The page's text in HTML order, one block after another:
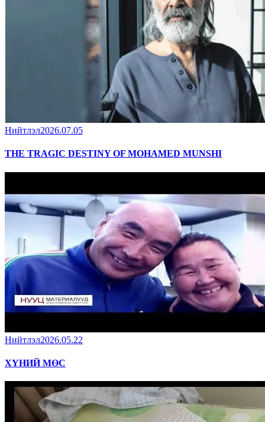
Нийтлэл2026.07.05
THE TRAGIC DESTINY OF MOHAMED MUNSHI
Нийтлэл2026.05.22
ХҮНИЙ МӨС